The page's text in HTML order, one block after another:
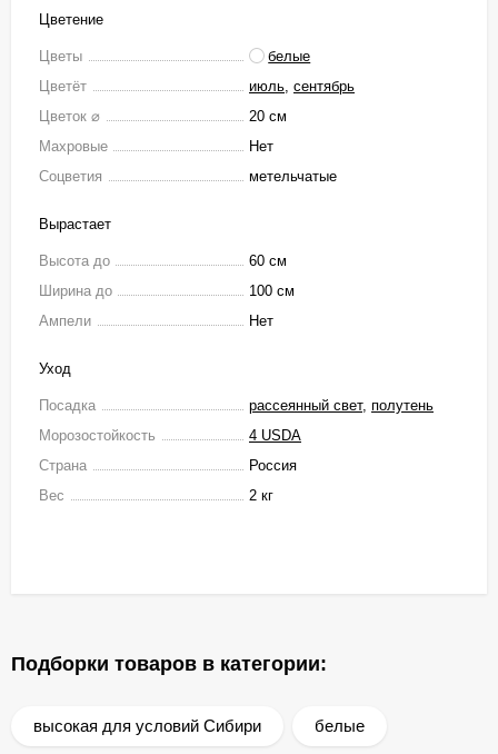
Цветение
Цветы
белые
Цветёт
июль сентябрь
Цветок ⌀
20 см
Махровые
Нет
Соцветия
метельчатые
Вырастает
Высота до
60 см
Ширина до
100 см
Ампели
Нет
Уход
Посадка рассеянный свет, полутень
Морозостойкость
4 USDA
Страна
Россия
Вес
2 кг
Подборки товаров в категории:
высокая для условий Сибири белые